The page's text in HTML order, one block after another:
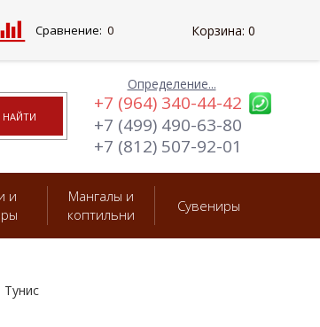
Определение...
+7 (964) 340-44-42
+7 (499) 490-63-80
+7 (812) 507-92-01
и
Мангалы и
коптильни
Сувениры
Сравнение: 0 Корзина: 0